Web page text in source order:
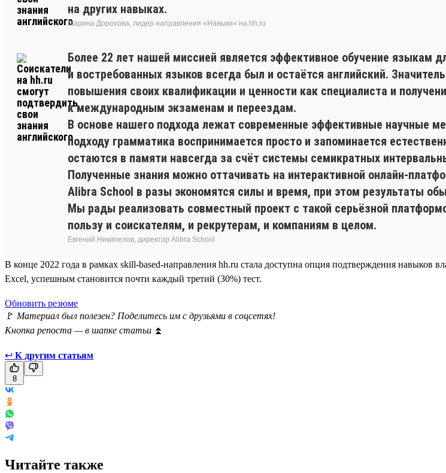
на других навыках.
Марина Дорохова, лидер направления «Навыки» на hh.ru
Более 22 лет нашей миссией является эффективное обучение
и востребованных языков всегда был и остаётся английский.
повышения своих квалификации и ценности как специалиста и
к международным экзаменам и переездам.
В основе нашего подхода лежат современные эффективные научные
подходу грамматика воспринимается просто и запоминается
остаются в памяти навсегда за счёт системы семикратных
Полученные знания можно оттачивать на интерактивной онлайн-
Alibra School в разы экономятся силы и время, при этом результаты
Мы рады реализовать совместный проект с такой серьёзной
пользу и соискателям, и рекрутерам, и компаниям в целом.
Евгений Никипелов, директор Alibra School
В конце 2022 года в рамках skill-based-направления hh.ru стала доступна опция подтверждения навыков
Excel, успешным становится почти каждый третий (30%) тест.
Обновить резюме
🚩 Материал был полезен? Поделитесь им с друзьями в соцсетях!
Кнопка репоста — в шапке статьи ⏫
↩ К другим статьям
8
Читайте также